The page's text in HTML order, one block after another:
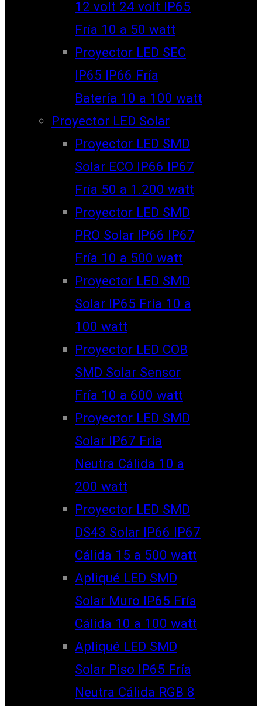
12 volt 24 volt IP65
Fría 10 a 50 watt
Proyector LED SEC
IP65 IP66 Fría
Batería 10 a 100 watt
Proyector LED Solar
Proyector LED SMD
Solar ECO IP66 IP67
Fría 50 a 1.200 watt
Proyector LED SMD
PRO Solar IP66 IP67
Fría 10 a 500 watt
Proyector LED SMD
Solar IP65 Fría 10 a
100 watt
Proyector LED COB
SMD Solar Sensor
Fría 10 a 600 watt
Proyector LED SMD
Solar IP67 Fría
Neutra Cálida 10 a
200 watt
Proyector LED SMD
DS43 Solar IP66 IP67
Cálida 15 a 500 watt
Apliqué LED SMD
Solar Muro IP65 Fría
Cálida 10 a 100 watt
Apliqué LED SMD
Solar Piso IP65 Fría
Neutra Cálida RGB 8